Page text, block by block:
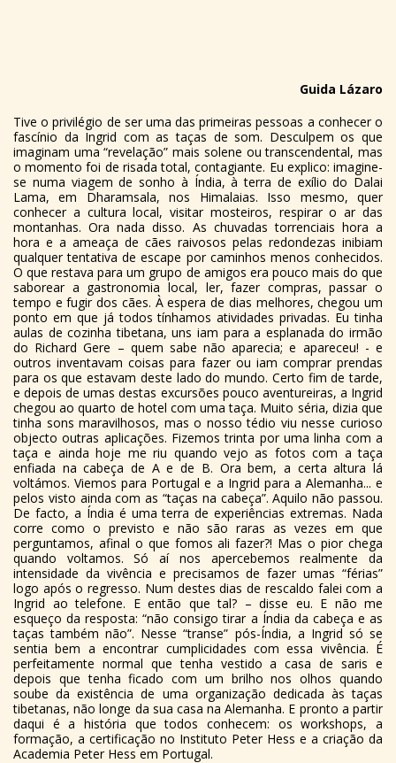
Guida Lázaro
Tive o privilégio de ser uma das primeiras pessoas a conhecer o
fascínio da Ingrid com as taças de som. Desculpem os que
imaginam uma “revelação” mais solene ou transcendental, mas
o momento foi de risada total, contagiante. Eu explico: imagine-
se numa viagem de sonho à Índia, à terra de exílio do Dalai
Lama, em Dharamsala, nos Himalaias. Isso mesmo, quer
conhecer a cultura local, visitar mosteiros, respirar o ar das
montanhas. Ora nada disso. As chuvadas torrenciais hora a
hora e a ameaça de cães raivosos pelas redondezas inibiam
qualquer tentativa de escape por caminhos menos conhecidos.
O que restava para um grupo de amigos era pouco mais do que
saborear a gastronomia local, ler, fazer compras, passar o
tempo e fugir dos cães. À espera de dias melhores, chegou um
ponto em que já todos tínhamos atividades privadas. Eu tinha
aulas de cozinha tibetana, uns iam para a esplanada do irmão
do Richard Gere – quem sabe não aparecia; e apareceu! - e
outros inventavam coisas para fazer ou iam comprar prendas
para os que estavam deste lado do mundo. Certo fim de tarde,
e depois de umas destas excursões pouco aventureiras, a Ingrid
chegou ao quarto de hotel com uma taça. Muito séria, dizia que
tinha sons maravilhosos, mas o nosso tédio viu nesse curioso
objecto outras aplicações. Fizemos trinta por uma linha com a
taça e ainda hoje me riu quando vejo as fotos com a taça
enfiada na cabeça de A e de B. Ora bem, a certa altura lá
voltámos. Viemos para Portugal e a Ingrid para a Alemanha... e
pelos visto ainda com as “taças na cabeça”. Aquilo não passou.
De facto, a Índia é uma terra de experiências extremas. Nada
corre como o previsto e não são raras as vezes em que
perguntamos, afinal o que fomos ali fazer?! Mas o pior chega
quando voltamos. Só aí nos apercebemos realmente da
intensidade da vivência e precisamos de fazer umas “férias”
logo após o regresso. Num destes dias de rescaldo falei com a
Ingrid ao telefone. E então que tal? – disse eu. E não me
esqueço da resposta: “não consigo tirar a Índia da cabeça e as
taças também não”. Nesse “transe” pós-Índia, a Ingrid só se
sentia bem a encontrar cumplicidades com essa vivência. É
perfeitamente normal que tenha vestido a casa de saris e
depois que tenha ficado com um brilho nos olhos quando
soube da existência de uma organização dedicada às taças
tibetanas, não longe da sua casa na Alemanha. E pronto a partir
daqui é a história que todos conhecem: os workshops, a
formação, a certificação no Instituto Peter Hess e a criação da
Academia Peter Hess em Portugal.